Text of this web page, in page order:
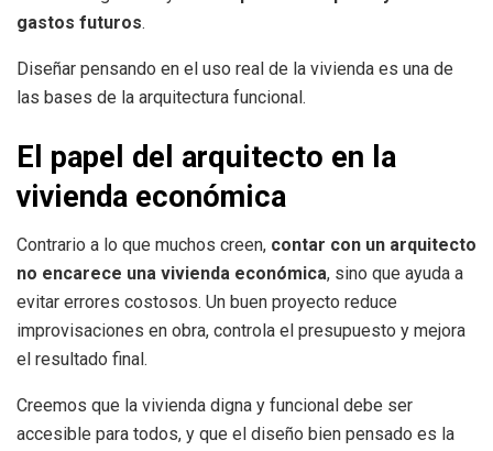
gastos futuros.
Diseñar pensando en el uso real de la vivienda es una de
las bases de la arquitectura funcional.
El papel del arquitecto en la
vivienda económica
Contrario a lo que muchos creen, contar con un arquitecto
no encarece una vivienda económica, sino que ayuda a
evitar errores costosos. Un buen proyecto reduce
improvisaciones en obra, controla el presupuesto y mejora
el resultado final.
Creemos que la vivienda digna y funcional debe ser
accesible para todos, y que el diseño bien pensado es la